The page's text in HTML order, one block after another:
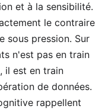
et à la sensibilité.
le contraire
sous pression. Sur
n'est pas en train
il est en train
de données.
rappellent